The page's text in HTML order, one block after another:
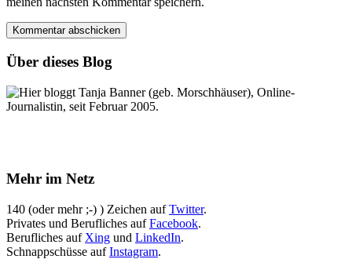
Über dieses Blog
Hier bloggt Tanja Banner (geb. Morschhäuser), Online-
Journalistin, seit Februar 2005.
Mehr im Netz
140 (oder mehr ;-) ) Zeichen aufTwitter.
Privates und Berufliches aufFacebook.
Berufliches auf Xing und LinkedIn.
Schnappschüsse aufInstagram.